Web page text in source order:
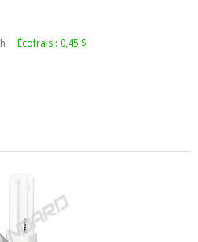
Écofrais : 0,45 $